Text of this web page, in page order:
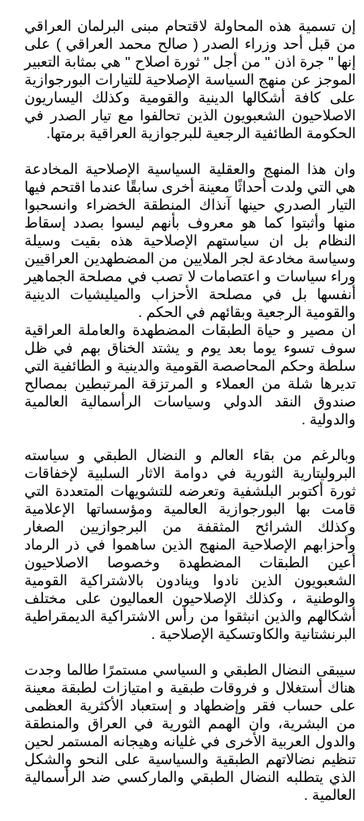
إن تسمية هذه المحاولة لاقتحام مبنى البرلمان العراقي
من قبل أحد وزراء الصدر ( صالح محمد العراقي ) على
إنها " جرة اذن " من أجل " ثورة اصلاح " هي بمثابة التعبير
الموجز عن منهج السياسة الإصلاحية للتيارات البورجوازية
على كافة أشكالها الدينية والقومية وكذلك اليساريون
الاصلاحيون الشعبويون الذين تحالفوا مع تيار الصدر في
الحكومة الطائفية الرجعية للبرجوازية العراقية برمتها.
وان هذا المنهج والعقلية السياسية الإصلاحية المخادعة
هي التي ولدت أحداثًا معينة أخرى سابقًا عندما اقتحم فيها
التيار الصدري حينها آنذاك المنطقة الخضراء وانسحبوا
منها وأثبتوا كما هو معروف بأنهم ليسوا بصدد إسقاط
النظام بل ان سياستهم الإصلاحية هذه بقيت وسيلة
وسياسة مخادعة لجر الملايين من المضطهدين العراقيين
وراء سياسات و اعتصامات لا تصب في مصلحة الجماهير
أنفسها بل في مصلحة الأحزاب والميليشيات الدينية
والقومية الرجعية وبقائهم في الحكم .
ان مصير و حياة الطبقات المضطهدة والعاملة العراقية
سوف تسوء يوما بعد يوم و يشتد الخناق بهم في ظل
سلطة وحكم المحاصصة القومية والدينية و الطائفية التي
تديرها شلة من العملاء و المرتزقة المرتبطين بمصالح
صندوق النقد الدولي وسياسات الرأسمالية العالمية
والدولية .
وبالرغم من بقاء العالم و النضال الطبقي و سياسته
البروليتارية الثورية في دوامة الاثار السلبية لإخفاقات
ثورة أكتوبر البلشفية وتعرضه للتشويهات المتعددة التي
قامت بها البورجوازية العالمية ومؤسساتها الإعلامية
وكذلك الشرائح المثقفة من البرجوازيين الصغار
وأحزابهم الإصلاحية المنهج الذين ساهموا في ذر الرماد
أعين الطبقات المضطهدة وخصوصا الاصلاحيون
الشعبويون الذين نادوا وينادون بالاشتراكية القومية
والوطنية ، وكذلك الإصلاحيون العماليون على مختلف
أشكالهم والذين انبثقوا من رأس الاشتراكية الديمقراطية
البرنشتانية والكاوتسكية الإصلاحية .
سيبقى النضال الطبقي و السياسي مستمرًا طالما وجدت
هناك أستغلال و فروقات طبقية و امتيازات لطبقة معينة
على حساب فقر وإضطهاد و إستعباد الأكثرية العظمى
من البشرية، وان الهمم الثورية في العراق والمنطقة
والدول العربية الأخرى في غليانه وهيجانه المستمر لحين
تنظيم نضالاتهم الطبقية والسياسية على النحو والشكل
الذي يتطلبه النضال الطبقي والماركسي ضد الرأسمالية
العالمية .